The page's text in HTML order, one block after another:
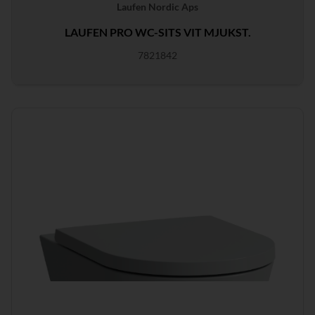
Laufen Nordic Aps
LAUFEN PRO WC-SITS VIT MJUKST.
7821842